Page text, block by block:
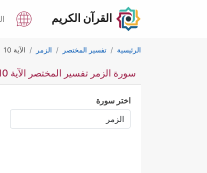
القرآن الكريم
الرئيسية تفسير المختصر الزمر الآية 10
سورة الزمر تفسير المختصر الآية 10
اختر سورة